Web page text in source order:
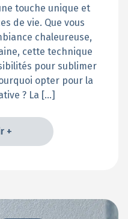
touche unique et
de vie. Que vous
chaleureuse,
cette technique
pour sublimer
opter pour la
? La […]
+